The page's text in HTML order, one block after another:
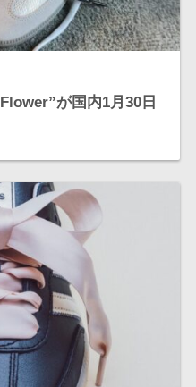
が国内1月30日